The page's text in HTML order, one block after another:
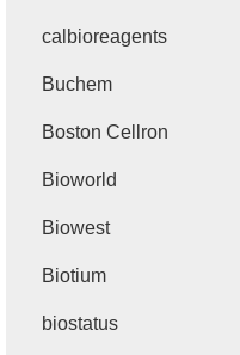
calbioreagents
Buchem
Boston Cellron
Bioworld
Biowest
Biotium
biostatus